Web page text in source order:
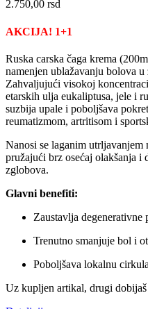
2.750,00 rsd
AKCIJA! 1+1
Ruska carska čaga krema
namenjen ublažavanju bolova
Zahvaljujući visokoj
etarskih ulja eukaliptusa, jele i
suzbija upale i poboljšava
reumatizmom, artritisom i
Nanosi se laganim utrljavanjem
pružajući brz osećaj olakšanja i
zglobova.
Glavni benefiti:
Zaustavlja
Trenutno smanjuje bol i
Poboljšava lokalnu
Uz kupljen artikal, drugi